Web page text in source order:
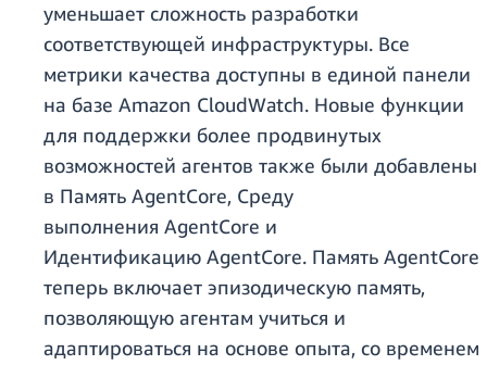
уменьшает сложность разработки
соответствующей инфраструктуры. Все
метрики качества доступны в единой панели
на базе Amazon CloudWatch. Новые функции
для поддержки более продвинутых
возможностей агентов также были добавлены
в Память AgentCore, Среду
выполнения AgentCore и
Идентификацию AgentCore. Память AgentCore
теперь включает эпизодическую память,
позволяющую агентам учиться и
адаптироваться на основе опыта, со временем